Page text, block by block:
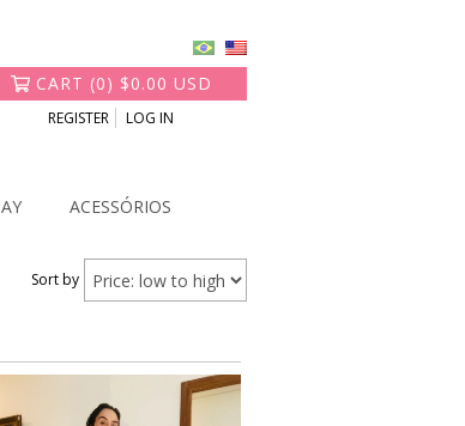
CART (0) $0.00 USD
REGISTER LOG IN
ACESSÓRIOS
Sort by